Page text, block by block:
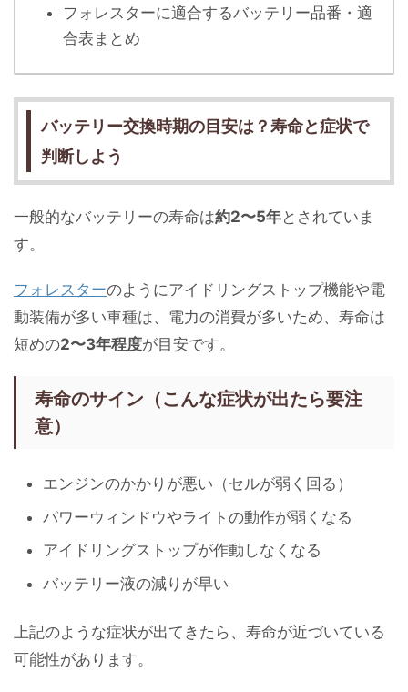
フォレスターに適合するバッテリー品番・適
合表まとめ
バッテリー交換時期の目安は？寿命と症状で
判断しよう
一般的なバッテリーの寿命は約2〜5年とされていま
す。
フォレスターのようにアイドリングストップ機能や電
動装備が多い車種は、電力の消費が多いため、寿命は
短めの2〜3年程度が目安です。
寿命のサイン（こんな症状が出たら要注
意）
エンジンのかかりが悪い（セルが弱く回る）
パワーウィンドウやライトの動作が弱くなる
アイドリングストップが作動しなくなる
バッテリー液の減りが早い
上記のような症状が出てきたら、寿命が近づいている
可能性があります。